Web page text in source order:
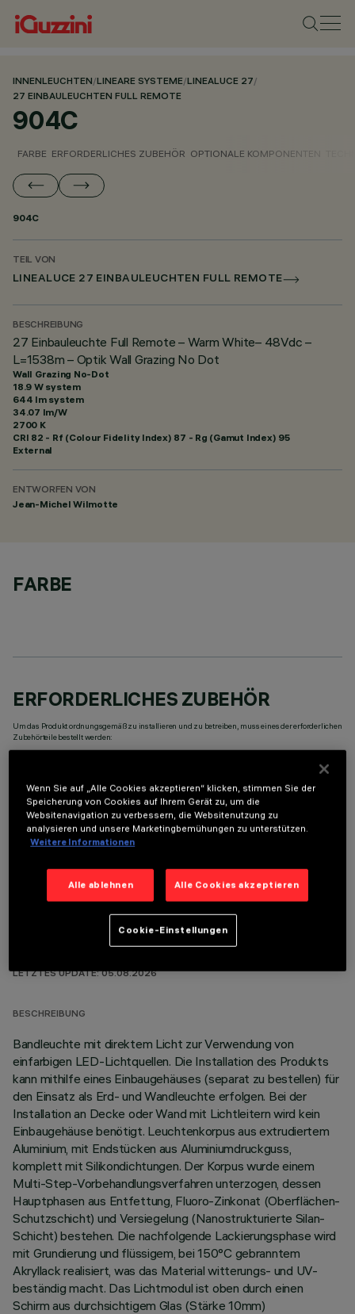
INNENLEUCHTEN/LINEARE SYSTEME/LINEALUCE 27/
27 EINBAULEUCHTEN FULL REMOTE
904C
FARBE ERFORDERLICHES ZUBEHÖR OPTIONALE KOMPONENTEN
904C
TEIL VON
LINEALUCE 27 EINBAULEUCHTEN FULL REMOTE
BESCHREIBUNG
27 Einbauleuchte Full Remote – Warm White– 48Vdc –
L=1538m – Optik Wall Grazing No Dot
Wall Grazing No-Dot
18.9 W system
644 lm system
34.07 lm/W
2700 K
CRI 82 - Rf (Colour Fidelity Index) 87 - Rg (Gamut Index) 95
External
ENTWORFEN VON
Jean-Michel Wilmotte
FARBE
ERFORDERLICHES ZUBEHÖR
Um das Produkt ordnungsgemäß zu installieren und zu betreiben, muss eines der erforderlichen
Zubehörteile bestellt werden:
OPTIONALE KOMPONENTEN
TECHNISCHE DATEN
LETZTES UPDATE: 05.08.2026
BESCHREIBUNG
Bandleuchte mit direktem Licht zur Verwendung von
einfarbigen LED-Lichtquellen. Die Installation des Produkts
kann mithilfe eines Einbaugehäuses (separat zu bestellen) für
den Einsatz als Erd- und Wandleuchte erfolgen. Bei der
Installation an Decke oder Wand mit Lichtleitern wird kein
Einbaugehäuse benötigt. Leuchtenkorpus aus extrudiertem
Aluminium, mit Endstücken aus Aluminiumdruckguss,
komplett mit Silikondichtungen. Der Korpus wurde einem
Multi-Step-Vorbehandlungsverfahren unterzogen, dessen
Hauptphasen aus Entfettung, Fluoro-Zinkonat (Oberflächen-
Schutzschicht) und Versiegelung (Nanostrukturierte Silan-
Schicht) bestehen. Die nachfolgende Lackierungsphase wird
mit Grundierung und flüssigem, bei 150°C gebranntem
Akryllack realisiert, was das Material witterungs- und UV-
beständig macht. Das Lichtmodul ist oben durch einen
Schirm aus durchsichtigem Glas (Stärke 10mm)
Wenn Sie auf „Alle Cookies akzeptieren“ klicken, stimmen Sie der
Speicherung von Cookies auf Ihrem Gerät zu, um die
Websitenavigation zu verbessern, die Websitenutzung zu
analysieren und unsere Marketingbemühungen zu unterstützen.
Weitere Informationen
Alle ablehnen Alle Cookies akzeptieren
Cookie-Einstellungen